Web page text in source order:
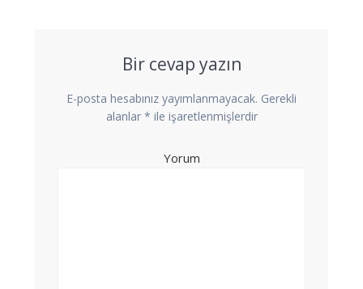
Bir cevap yazın
E-posta hesabınız yayımlanmayacak. Gerekli
alanlar * ile işaretlenmişlerdir
Yorum